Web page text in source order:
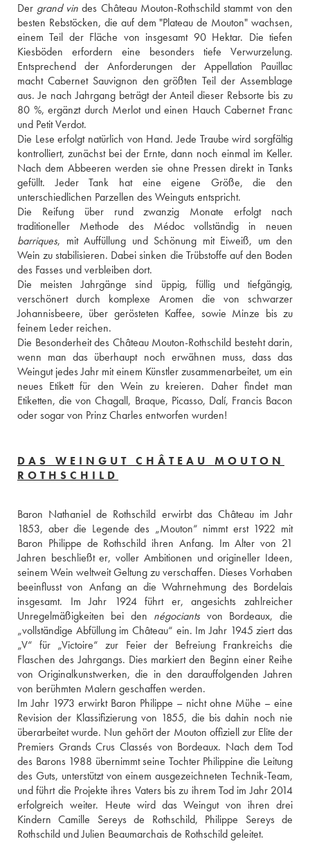
Der grand vin des Château Mouton-Rothschild stammt von den
besten Rebstöcken, die auf dem "Plateau de Mouton" wachsen,
einem Teil der Fläche von insgesamt 90 Hektar. Die tiefen
Kiesböden erfordern eine besonders tiefe Verwurzelung.
Entsprechend der Anforderungen der Appellation Pauillac
macht Cabernet Sauvignon den größten Teil der Assemblage
aus. Je nach Jahrgang beträgt der Anteil dieser Rebsorte bis zu
80 %, ergänzt durch Merlot und einen Hauch Cabernet Franc
und Petit Verdot.
Die Lese erfolgt natürlich von Hand. Jede Traube wird sorgfältig
kontrolliert, zunächst bei der Ernte, dann noch einmal im Keller.
Nach dem Abbeeren werden sie ohne Pressen direkt in Tanks
gefüllt. Jeder Tank hat eine eigene Größe, die den
unterschiedlichen Parzellen des Weinguts entspricht.
Die Reifung über rund zwanzig Monate erfolgt nach
barriques, mit Auffüllung und Schönung mit Eiweiß, um den
Wein zu stabilisieren. Dabei sinken die Trübstoffe auf den Boden
des Fasses und verbleiben dort.
Die meisten Jahrgänge sind üppig, füllig und tiefgängig,
verschönert durch komplexe Aromen die von schwarzer
Johannisbeere, über gerösteten Kaffee, sowie Minze bis zu
feinem Leder reichen.
Die Besonderheit des Château Mouton-Rothschild besteht darin,
wenn man das überhaupt noch erwähnen muss, dass das
Weingut jedes Jahr mit einem Künstler zusammenarbeitet, um ein
neues Etikett für den Wein zu kreieren. Daher findet man
Etiketten, die von Chagall, Braque, Picasso, Dalí, Francis Bacon
oder sogar von Prinz Charles entworfen wurden!
DAS WEINGUT CHÂTEAU MOUTON
ROTHSCHILD
Baron Nathaniel de Rothschild erwirbt das Château im Jahr
1853, aber die Legende des „Mouton“ nimmt erst 1922 mit
Baron Philippe de Rothschild ihren Anfang. Im Alter von 21
Jahren beschließt er, voller Ambitionen und origineller Ideen,
seinem Wein weltweit Geltung zu verschaffen. Dieses Vorhaben
beeinflusst von Anfang an die Wahrnehmung des Bordelais
insgesamt. Im Jahr 1924 führt er, angesichts zahlreicher
Unregelmäßigkeiten bei den négociants von Bordeaux, die
„vollständige Abfüllung im Château“ ein. Im Jahr 1945 ziert das
„V“ für „Victoire“ zur Feier der Befreiung Frankreichs die
Flaschen des Jahrgangs. Dies markiert den Beginn einer Reihe
von Originalkunstwerken, die in den darauffolgenden Jahren
von berühmten Malern geschaffen werden.
Im Jahr 1973 erwirkt Baron Philippe – nicht ohne Mühe – eine
Revision der Klassifizierung von 1855, die bis dahin noch nie
überarbeitet wurde. Nun gehört der Mouton offiziell zur Elite der
Premiers Grands Crus Classés von Bordeaux. Nach dem Tod
des Barons 1988 übernimmt seine Tochter Philippine die Leitung
des Guts, unterstützt von einem ausgezeichneten Technik-Team,
und führt die Projekte ihres Vaters bis zu ihrem Tod im Jahr 2014
erfolgreich weiter. Heute wird das Weingut von ihren drei
Kindern Camille Sereys de Rothschild, Philippe Sereys de
Rothschild und Julien Beaumarchais de Rothschild geleitet.